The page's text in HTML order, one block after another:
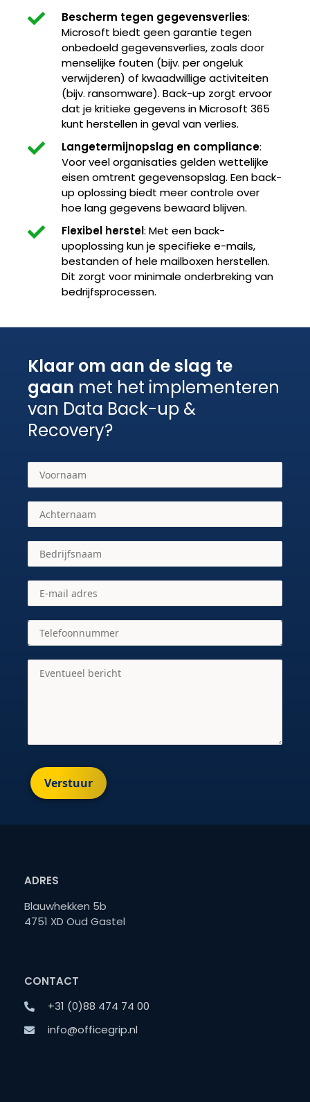
Bescherm tegen gegevensverlies:
Microsoft biedt geen garantie tegen
onbedoeld gegevensverlies, zoals door
menselijke fouten (bijv. per ongeluk
verwijderen) of kwaadwillige activiteiten
(bijv. ransomware). Back-up zorgt ervoor
dat je kritieke gegevens in Microsoft 365
kunt herstellen in geval van verlies.
Langetermijnopslag en compliance:
Voor veel organisaties gelden wettelijke
eisen omtrent gegevensopslag. Een back-
up oplossing biedt meer controle over
hoe lang gegevens bewaard blijven.
Flexibel herstel: Met een back-
upoplossing kun je specifieke e-mails,
bestanden of hele mailboxen herstellen.
Dit zorgt voor minimale onderbreking van
bedrijfsprocessen.
Klaar om aan de slag te
gaan met het implementeren
van Data Back-up &
Recovery?
Verstuur
ADRES
Blauwhekken 5b
4751 XD Oud Gastel
CONTACT
+31 (0)88 474 74 00
info@officegrip.nl